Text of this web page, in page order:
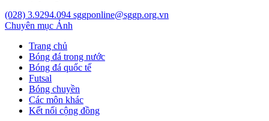
(028) 3.9294.094 sggponline@sggp.org.vn
Chuyên mục Ảnh
Trang chủ
Bóng đá trong nước
Bóng đá quốc tế
Futsal
Bóng chuyền
Các môn khác
Kết nối cộng đồng